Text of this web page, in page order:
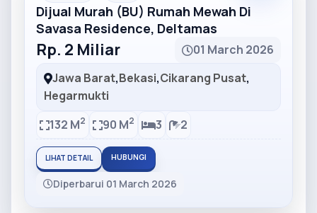
Dijual Murah (BU) Rumah Mewah Di
Savasa Residence, Deltamas
Rp. 2 Miliar
01 March 2026
Jawa Barat,Bekasi,Cikarang Pusat,
Hegarmukti
132 M2 90 M2 3 2
LIHAT DETAIL HUBUNGI
Diperbarui 01 March 2026